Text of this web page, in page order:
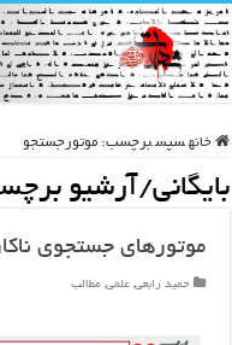
خانه سپس برچسب: موتورجستجو
بایگانی/آرشیو
موتورهای جستجوی
حمید رابعی, علمی, مطالب